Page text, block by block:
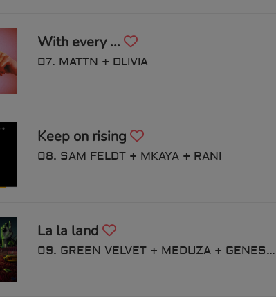
With every ...
07. MATTN + OLIVIA
Keep on rising
08. SAM FELDT + MKAYA + RANI
La la land
09. GREEN VELVET + MEDUZA + GENESI + ESSENTIA